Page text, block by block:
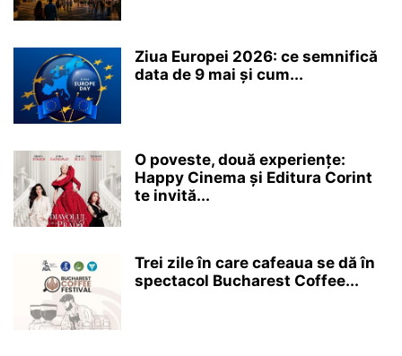
Ziua Europei 2026: ce semnifică
data de 9 mai și cum...
O poveste, două experiențe:
Happy Cinema și Editura Corint
te invită...
Trei zile în care cafeaua se dă în
spectacol Bucharest Coffee...